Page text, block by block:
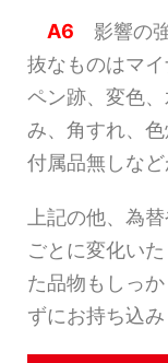
A6 影響の
抜なものはマイ
ペン跡、変色
み、角すれ、色
付属品無しなど
上記の他、為
ごとに変化い
た品物もしっ
ずにお持ち込み